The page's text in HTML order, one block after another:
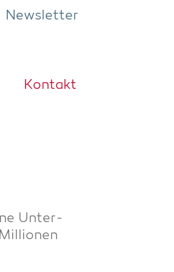
Newsletter
Kon­takt
Unter­